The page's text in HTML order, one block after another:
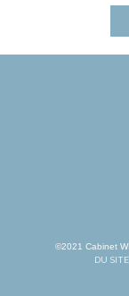
©2021 Cabinet
DU SITE